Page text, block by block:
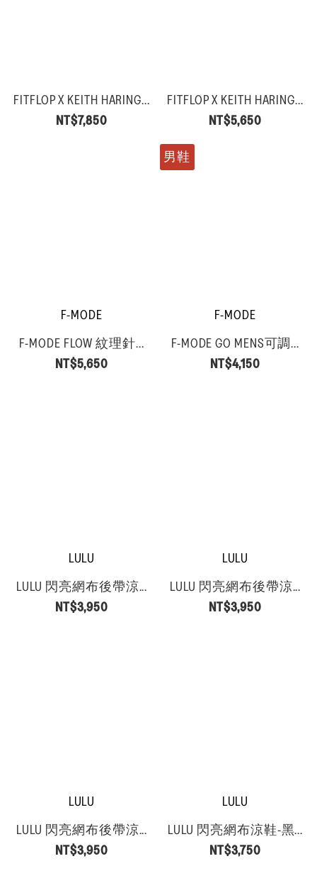
FITFLOP X KEITH HARING...
NT$7,850
FITFLOP X KEITH HARING...
NT$5,650
F-MODE
F-MODE FLOW 紋理針...
NT$5,650
男鞋
F-MODE
F-MODE GO MENS可調...
NT$4,150
LULU
LULU 閃亮網布後帶涼...
NT$3,950
LULU
LULU 閃亮網布後帶涼...
NT$3,950
LULU
LULU 閃亮網布後帶涼...
NT$3,950
LULU
LULU 閃亮網布涼鞋-黑...
NT$3,750